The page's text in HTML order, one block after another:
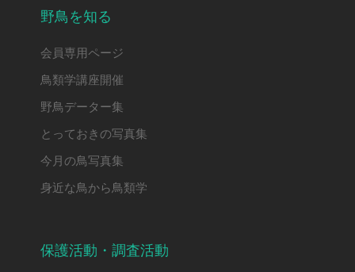
野鳥を知る
会員専用ページ
鳥類学講座開催
野鳥データー集
とっておきの写真集
今月の鳥写真集
身近な鳥から鳥類学
保護活動・調査活動